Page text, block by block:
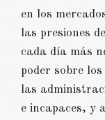
en los
las presiones
cada día más
poder sobre
las
e incapaces, y